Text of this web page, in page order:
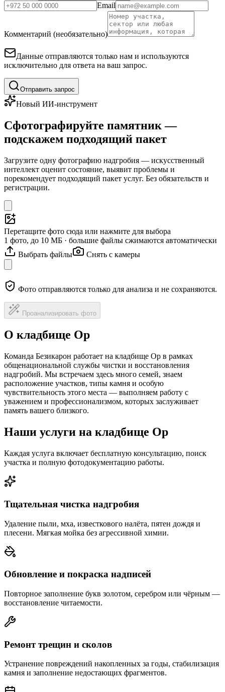
Email
Комментарий (необязательно)
Данные отправляются только нам и используются
исключительно для ответа на ваш запрос.
Отправить запрос
Новый ИИ-инструмент
Сфотографируйте памятник —
подскажем подходящий пакет
Загрузите одну фотографию надгробия — искусственный
интеллект оценит состояние, выявит проблемы и
порекомендует подходящий пакет услуг. Без обязательств и
регистрации.
Перетащите фото сюда или нажмите для выбора
1 фото, до 10 МБ · большие файлы сжимаются автоматически
Выбрать файлы
Снять с камеры
Фото отправляются только для анализа и не сохраняются.
Проанализировать фото
О кладбище Ор
Команда Безикарон работает на кладбище Ор в рамках
общенациональной службы чистки и восстановления
надгробий. Мы встречаем здесь много семей, знаем
расположение участков, типы камня и особую
чувствительность этого места — выполняем работу с
уважением и профессионализмом, которых заслуживает
память вашего близкого.
Наши услуги на кладбище Ор
Каждая услуга включает бесплатную консультацию, поиск
участка и полную фотодокументацию работы.
Тщательная чистка надгробия
Удаление пыли, мха, известкового налёта, пятен дождя и
плесени. Мягкая мойка без агрессивной химии.
Обновление и покраска надписей
Повторное заполнение букв золотом, серебром или чёрным —
восстановление читаемости.
Ремонт трещин и сколов
Устранение повреждений накопленных за годы, стабилизация
камня и заполнение недостающих фрагментов.